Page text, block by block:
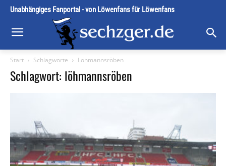
Unabhängiges Fanportal - von Löwenfans für Löwenfans
Start Schlagworte Löhmannsröben
Schlagwort: löhmannsröben